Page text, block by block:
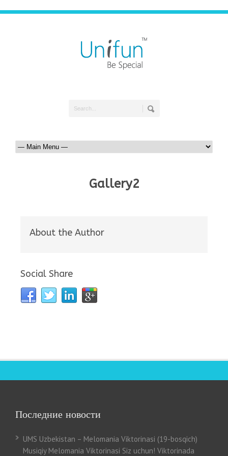
Gallery2
About the Author
Social Share
Последние новости
UMS Uzbekistan – Melomania Viktorinasi (19-bosqich)
Musiqiy Melomania Viktorinasi Siz uchun! Viktorinada